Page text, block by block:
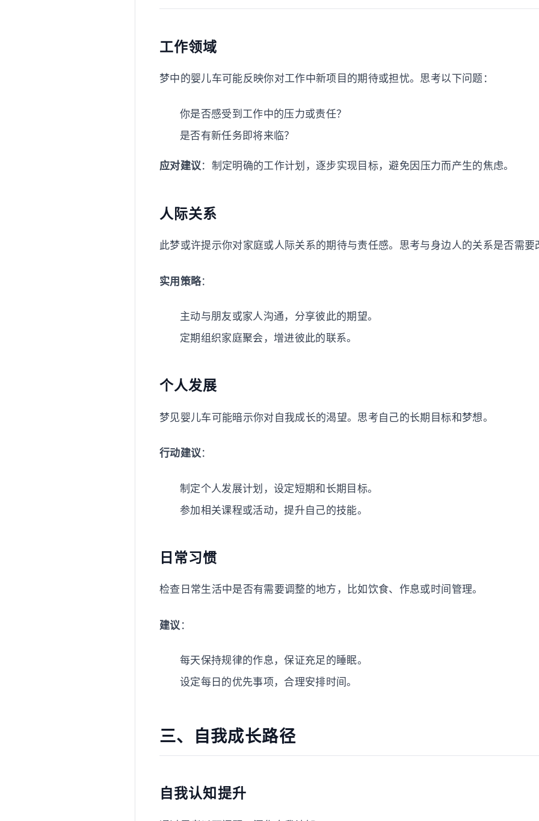
工作领域
梦中的婴儿车可能反映你对工作中新项目的期待或担忧。思考以下问题：
你是否感受到工作中的压力或责任？
是否有新任务即将来临？
应对建议 ：制定明确的工作计划，逐步实现目标，避免因压力而产生的焦虑。
人际关系
此梦或许提示你对家庭或人际关系的期待与责任感。思考与身边人的关系是否需要
实用策略：
主动与朋友或家人沟通，分享彼此的期望。
定期组织家庭聚会，增进彼此的联系。
个人发展
梦见婴儿车可能暗示你对自我成长的渴望。思考自己的长期目标和梦想。
行动建议：
制定个人发展计划，设定短期和长期目标。
参加相关课程或活动，提升自己的技能。
日常习惯
检查日常生活中是否有需要调整的地方，比如饮食、作息或时间管理。
建议 ：
每天保持规律的作息，保证充足的睡眠。
设定每日的优先事项，合理安排时间。
三、自我成长路径
自我认知提升